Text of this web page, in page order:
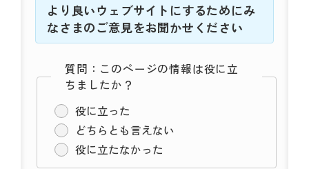
より良いウェブサイトにするためにみ
なさまのご意見をお聞かせください
質問：このページの情報は役に立
ちましたか？
役に立った
どちらとも言えない
役に立たなかった